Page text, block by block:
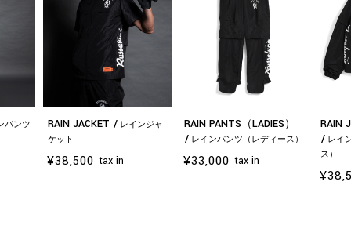
パンツ RAIN JACKET
レインジャ
ケット
¥38,500 tax in
RAIN PANTS（LADIES）
レインパンツ（レディース）
¥33,000 tax in
RAIN
レイ
ス）